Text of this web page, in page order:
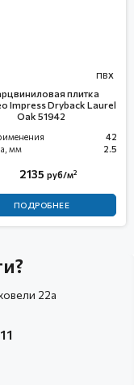
ПВХ
плитка
Impress Dryback Laurel
Oak 51942
42
мм
2.5
2135 руб/м2
ПОДРОБНЕЕ
22а